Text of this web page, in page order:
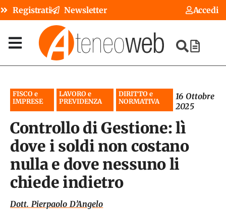
Registrati Newsletter Accedi
FISCO e
IMPRESE
LAVORO e
PREVIDENZA
DIRITTO e
NORMATIVA
16 Ottobre
2025
Controllo di Gestione: lì
dove i soldi non costano
nulla e dove nessuno li
chiede indietro
Dott. Pierpaolo D’Angelo